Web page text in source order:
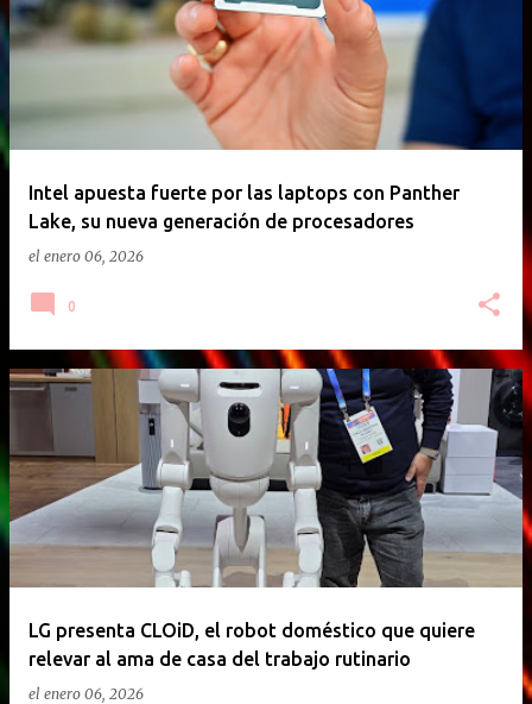
Intel apuesta fuerte por las laptops con Panther
Lake, su nueva generación de procesadores
el enero 06, 2026
0
LG presenta CLOiD, el robot doméstico que quiere
relevar al ama de casa del trabajo rutinario
el enero 06, 2026